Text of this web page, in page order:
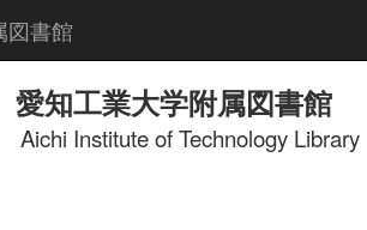
図書館
愛知工業大学附属図書館
Aichi Institute of Technology Library